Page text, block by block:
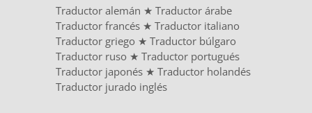
Traductor alemán ★ Traductor árabe
Traductor francés ★ Traductor italiano
Traductor griego ★ Traductor búlgaro
Traductor ruso ★ Traductor portugués
Traductor japonés ★ Traductor holandés
Traductor jurado inglés